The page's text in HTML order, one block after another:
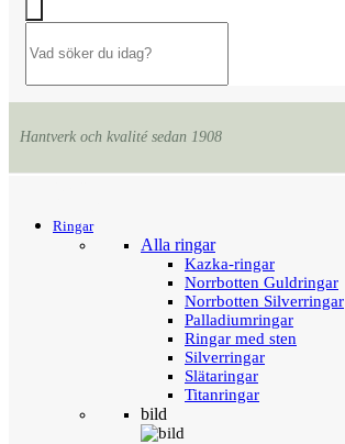
Hantverk och kvalité sedan 1908
Ringar
Alla ringar
Kazka-ringar
Norrbotten Guldringar
Norrbotten Silverringar
Palladiumringar
Ringar med sten
Silverringar
Slätaringar
Titanringar
bild